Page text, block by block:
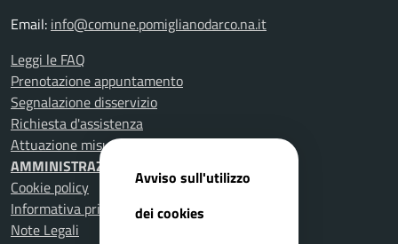
Email: info@comune.pomiglianodarco.na.it
Leggi le FAQ
Prenotazione appuntamento
Segnalazione disservizio
Richiesta d'assistenza
Attuazione misure PNRR
AMMINISTRAZIONE TRASPARENTE
Cookie policy
Informativa privacy
Note Legali
Avviso sull'utilizzo
dei cookies